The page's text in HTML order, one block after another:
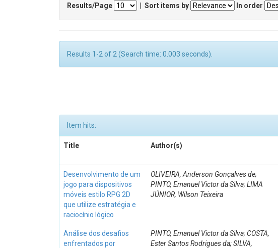
Results/Page Sort items by In order
Results 1-2 of 2 (Search time: 0.003 seconds).
Item hits:
Title Author(s)
Desenvolvimento de um
jogo para dispositivos
móveis estilo RPG 2D
que utilize estratégia e
raciocínio lógico
OLIVEIRA, Anderson Gonçalves de;
PINTO, Emanuel Victor da Silva; LIMA
JÚNIOR, Wilson Teixeira
Análise dos desafios
enfrentados por
PINTO, Emanuel Victor da Silva; COSTA,
Ester Santos Rodrigues da; SILVA,